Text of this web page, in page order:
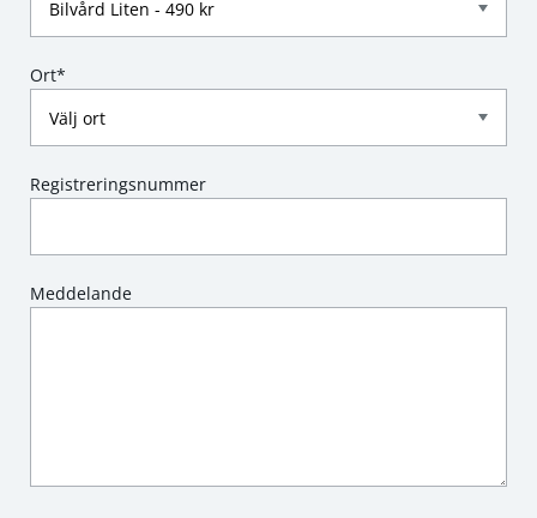
Ort*
Registreringsnummer
Meddelande